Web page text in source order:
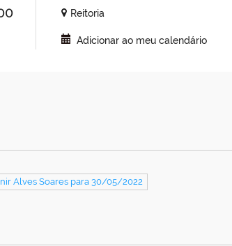
Reitoria
Adicionar ao meu calendário
Alves Soares para 30/05/2022